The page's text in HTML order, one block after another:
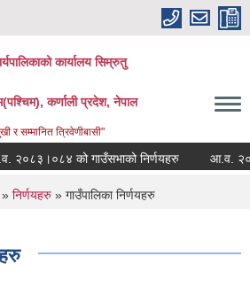
कार्यालय सिम्रुतु
कर्णाली प्रदेश, नेपाल
र सम्मानित त्रिवेणीबासी"
आ.व. २०८३।०८४ को गाउँसभाको निर्णयहरु आ.व.
निर्णयहरु » गाउँपालिका निर्णयहरु